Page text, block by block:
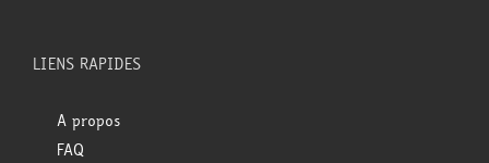
LIENS RAPIDES
A propos
FAQ